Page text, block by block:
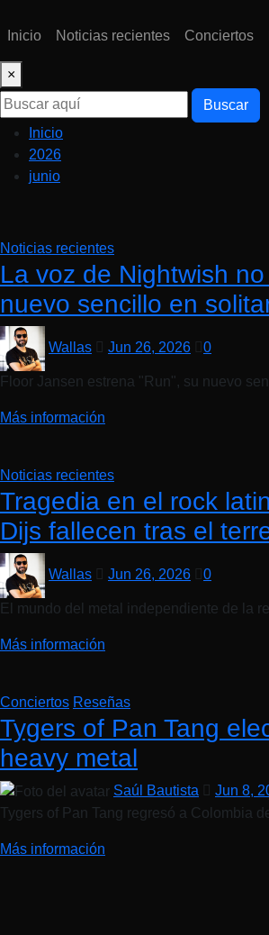
Inicio Noticias recientes Conciertos
×
Buscar
Inicio
2026
junio
Noticias recientes
La voz de Nightwish
nuevo sencillo en
Wallas Jun 26, 2026 0
Floor Jansen estrena "Run", su nuevo
Más información
Noticias recientes
Tragedia en el rock
Dijs fallecen tras el
Wallas Jun 26, 2026 0
El mundo del metal independiente de la
Más información
Conciertos Reseñas
Tygers of Pan Tang
heavy metal
Saúl Bautista Jun 8,
Tygers of Pan Tang regresó a Colombia
Más información